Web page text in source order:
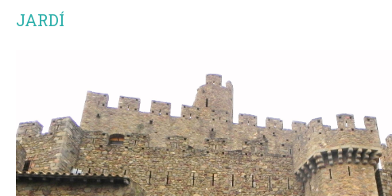
JARDÍ